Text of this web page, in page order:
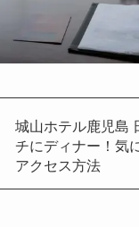
城山ホテル鹿児島
チにディナー！気
アクセス方法